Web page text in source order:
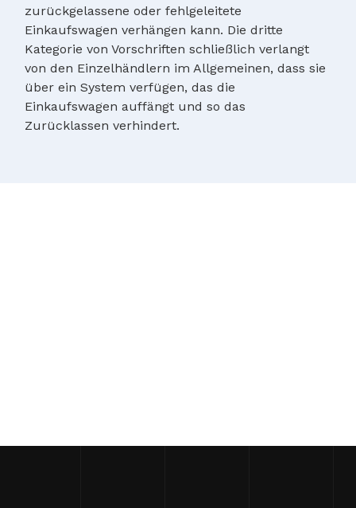
zurückgelassene oder fehlgeleitete
Einkaufswagen verhängen kann. Die dritte
Kategorie von Vorschriften schließlich verlangt
von den Einzelhändlern im Allgemeinen, dass sie
über ein System verfügen, das die
Einkaufswagen auffängt und so das
Zurücklassen verhindert.